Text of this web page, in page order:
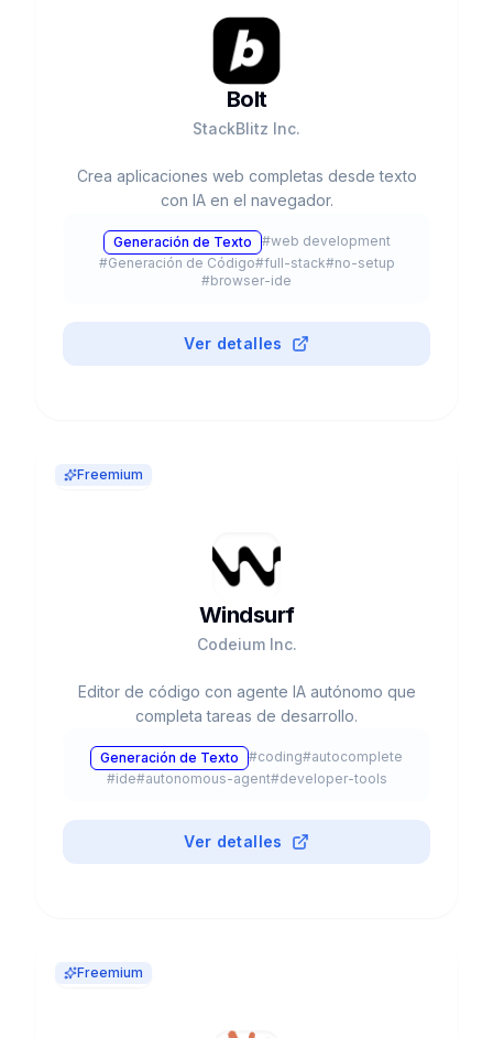
Bolt
StackBlitz Inc.
Crea aplicaciones web completas desde texto
con IA en el navegador.
Generación de Texto #web development
#Generación de Código#full-stack#no-setup
#browser-ide
Ver detalles
Freemium
Windsurf
Codeium Inc.
Editor de código con agente IA autónomo que
completa tareas de desarrollo.
Generación de Texto #coding#autocomplete
#ide#autonomous-agent#developer-tools
Ver detalles
Freemium